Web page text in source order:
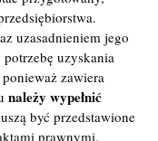
uzasadnieniem jego
uzyskania
zawiera
należy wypełnić
być przedstawione
prawnymi.